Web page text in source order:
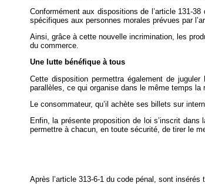
Conformément aux dispositions de l’article 131-
spécifiques aux personnes morales prévues par
Ainsi, grâce à cette nouvelle incrimination, les
du commerce.
Une lutte bénéfique à tous
Cette disposition permettra également de
parallèles, ce qui organise dans le même temps la
Le consommateur, qu’il achète ses billets sur
Enfin, la présente proposition de loi s’inscrit
permettre à chacun, en toute sécurité, de tirer le
Après l’article 313-6-1 du code pénal, sont